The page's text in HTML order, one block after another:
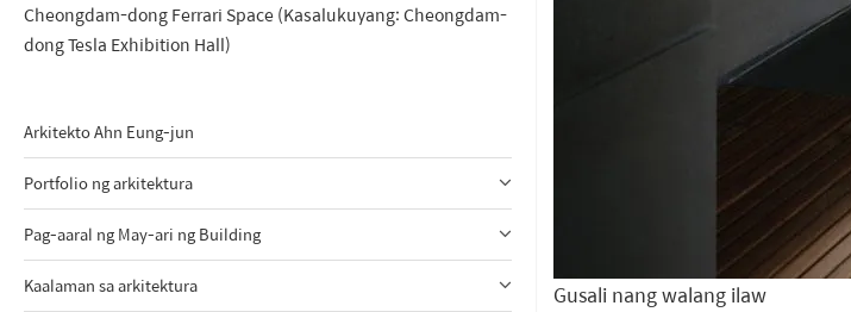
Cheongdam-dong Ferrari Space (Kasalukuyang: Cheongdam-
dong Tesla Exhibition Hall)
Arkitekto Ahn Eung-jun
Portfolio ng arkitektura
Pag-aaral ng May-ari ng Building
Kaalaman sa arkitektura
Gusali nang walang ilaw